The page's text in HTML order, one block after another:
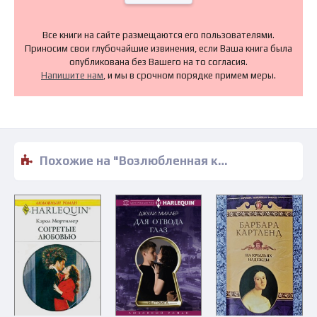
Все книги на сайте размещаются его пользователями.
Приносим свои глубочайшие извинения, если Ваша книга была
опубликована без Вашего на то согласия.
Напишите нам , и мы в срочном порядке примем меры.
Похожие на "Возлюбленная кюре - Мари-Бернадетт Дюпюи" книги читать бесплатно полные версии